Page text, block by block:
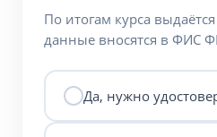
По итогам курса
данные вносятся в ФИС
Да, нужно